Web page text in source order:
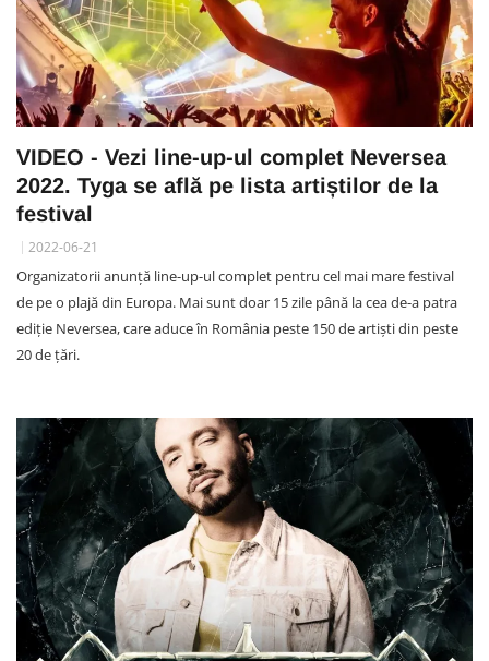
VIDEO - Vezi line-up-ul complet Neversea
2022. Tyga se află pe lista artiștilor de la
festival
2022-06-21
Organizatorii anunță line-up-ul complet pentru cel mai mare festival
de pe o plajă din Europa. Mai sunt doar 15 zile până la cea de-a patra
ediție Neversea, care aduce în România peste 150 de artiști din peste
20 de țări.